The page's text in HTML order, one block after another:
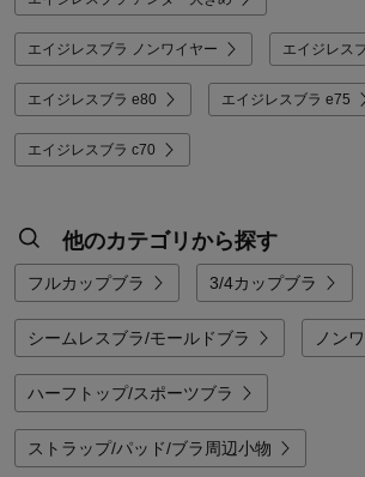
エイジレスブラ ノンワイヤー エイジレス
エイジレスブラ e80 エイジレスブラ e75
エイジレスブラ c70
他のカテゴリから探す
フルカップブラ 3/4カップブラ
シームレスブラ/モールドブラ ノン
ハーフトップ/スポーツブラ
ストラップ/パッド/ブラ周辺小物